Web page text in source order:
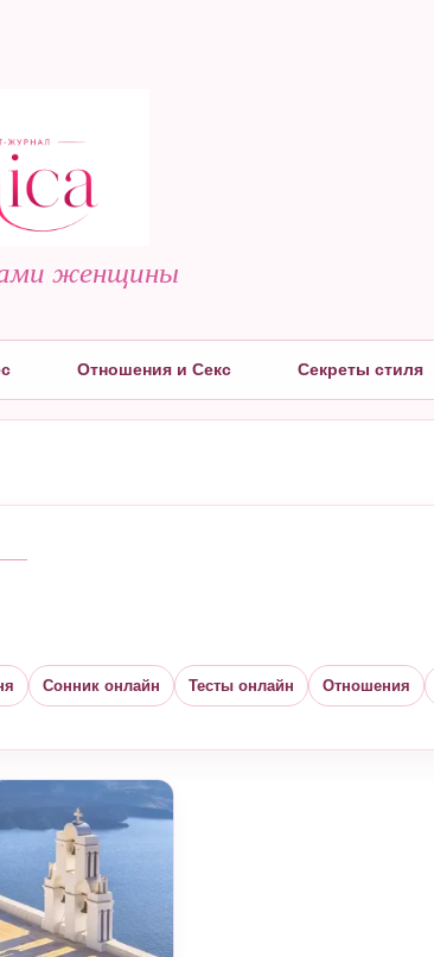
женщины
Отношения и Секс Секреты стиля
Сонник онлайн Тесты онлайн Отношения